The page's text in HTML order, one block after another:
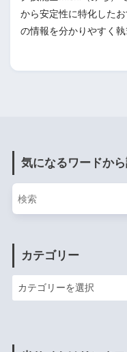
から安定性に特化した
の情報を分かりやすく執
気になるワードか
カテゴリー